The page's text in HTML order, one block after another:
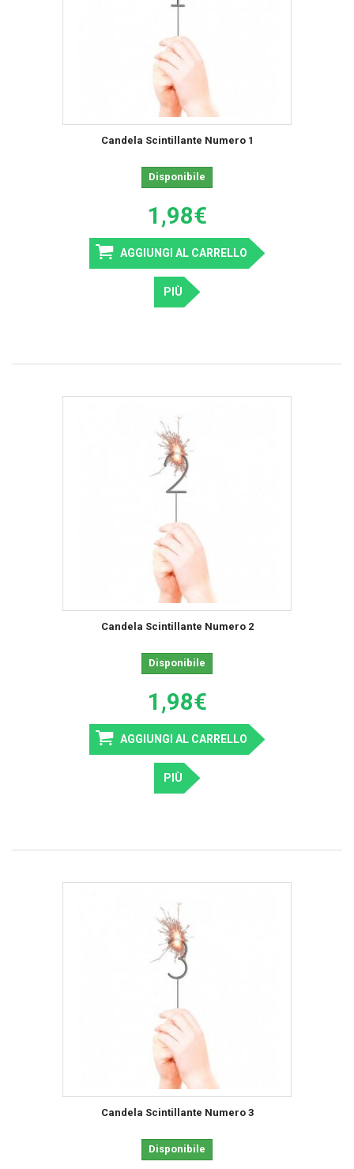
Candela Scintillante Numero 1
Disponibile
1,98€
AGGIUNGI AL CARRELLO
PIÙ
Candela Scintillante Numero 2
Disponibile
1,98€
AGGIUNGI AL CARRELLO
PIÙ
Candela Scintillante Numero 3
Disponibile